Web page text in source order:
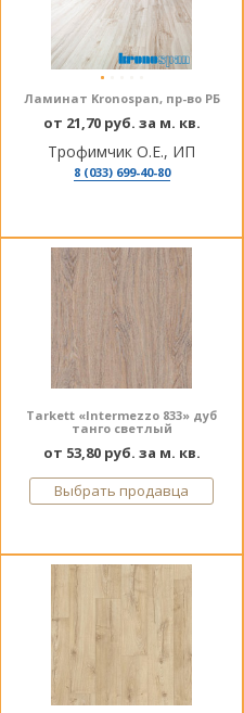
Ламинат Kronospan, пр-во РБ
от 21,70 руб. за м. кв.
Трофимчик О.Е., ИП
8 (033) 699-40-80
Tarkett «Intermezzo 833» дуб
танго светлый
от 53,80 руб. за м. кв.
Выбрать продавца